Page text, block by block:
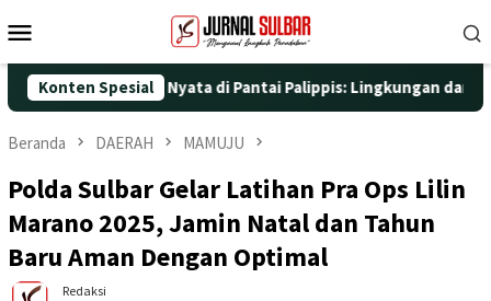
ke
Mobile
Konten Spesial
Aksi Nyata di Pantai Palippis: Lingkungan dan Kesehatan
Beranda DAERAH MAMUJU
Polda Sulbar Gelar Latihan Pra Ops Lilin
Marano 2025, Jamin Natal dan Tahun
Baru Aman Dengan Optimal
Redaksi